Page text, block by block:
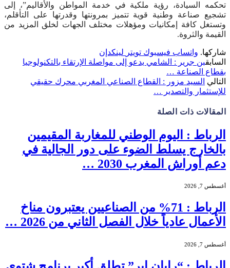
تحكمه السيادة، رؤية ملكية في خدمة المواطن والأقاليم”، إلى
تشجيع صناعة وطنية قوية تتميز بمرونتها وقدرتها على التأقلم،
وتستغل كافة إمكانيات ومؤهلات مختلف الجهات لخلق المزيد من
القيمة والثروة.
شاركها. واتساب فيسبوك تويتر لينكدإن
السابقبن جرير : الشامي يدعو إلى مواصلة الإرتقاء بالتكنولوجيا
بقطاع الصناعة …
التالي السيد مزور : القطاع الصناعي المغربي محرك حقيقي
للإستثمار والتصدير …
المقالات ذات الصلة
الرباط : اليوم الوطني للمغاربة المقيمين
بالخارج يسلط الضوء على دور الجالية في
دعم أوراش المغرب 2030 …
أغسطس 7, 2026
الرباط : 71% من الصناعيين يعتبرون مناخ
الأعمال عادياً خلال الفصل الثاني من 2026 …
أغسطس 7, 2026